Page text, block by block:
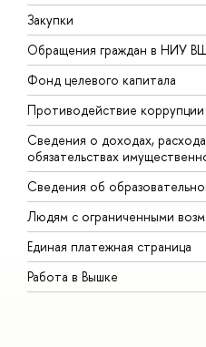
Закупки
Обращения граждан в НИУ
Фонд целевого капитала
Противодействие коррупции
Сведения о доходах,
обязательствах
Сведения об
Людям с ограниченными
Единая платежная страница
Работа в Вышке